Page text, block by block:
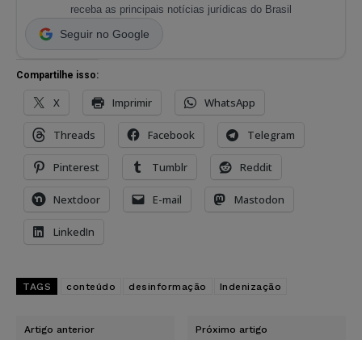
receba as principais notícias jurídicas do Brasil
Seguir no Google
Compartilhe isso:
X Imprimir WhatsApp
Threads Facebook Telegram
Pinterest Tumblr Reddit
Nextdoor E-mail Mastodon
LinkedIn
TAGS conteúdo desinformação Indenização
Artigo anterior Próximo artigo